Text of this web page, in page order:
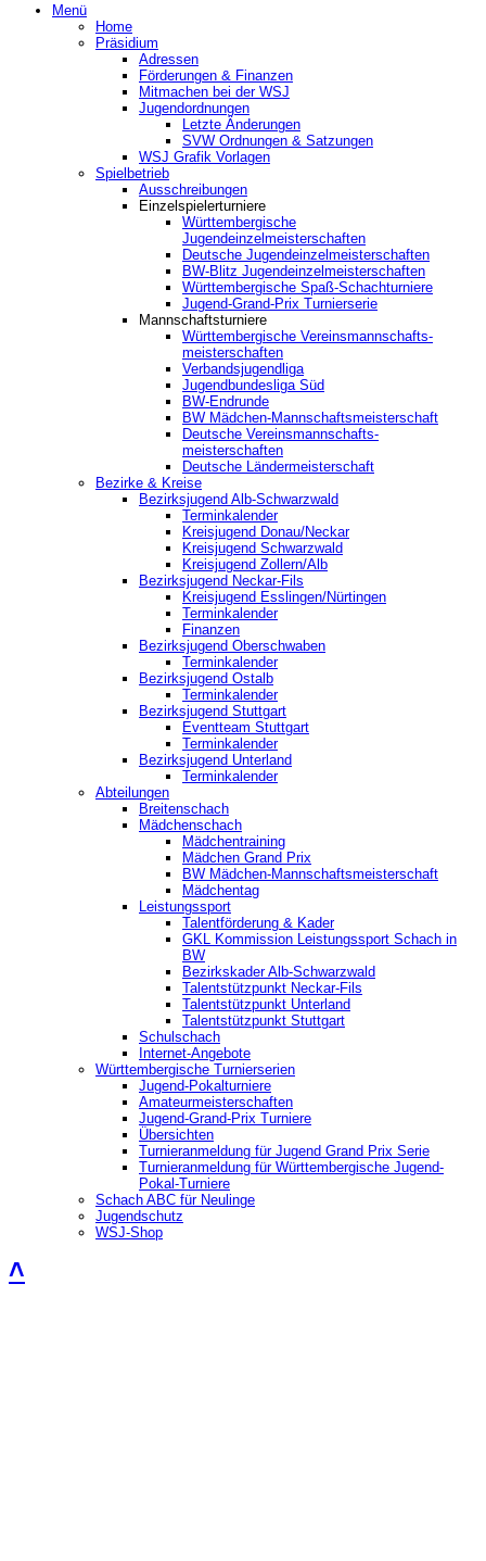
Menü
Home
Präsidium
Adressen
Förderungen & Finanzen
Mitmachen bei der WSJ
Jugendordnungen
Letzte Änderungen
SVW Ordnungen & Satzungen
WSJ Grafik Vorlagen
Spielbetrieb
Ausschreibungen
Einzelspielerturniere
Württembergische
Jugendeinzelmeisterschaften
Deutsche Jugendeinzelmeisterschaften
BW-Blitz Jugendeinzelmeisterschaften
Württembergische Spaß-Schachturniere
Jugend-Grand-Prix Turnierserie
Mannschaftsturniere
Württembergische Vereinsmannschafts-
meisterschaften
Verbandsjugendliga
Jugendbundesliga Süd
BW-Endrunde
BW Mädchen-Mannschaftsmeisterschaft
Deutsche Vereinsmannschafts-
meisterschaften
Deutsche Ländermeisterschaft
Bezirke & Kreise
Bezirksjugend Alb-Schwarzwald
Terminkalender
Kreisjugend Donau/Neckar
Kreisjugend Schwarzwald
Kreisjugend Zollern/Alb
Bezirksjugend Neckar-Fils
Kreisjugend ‎Esslingen/Nürtingen
Terminkalender
Finanzen
Bezirksjugend Oberschwaben
Terminkalender
Bezirksjugend Ostalb
Terminkalender
Bezirksjugend Stuttgart
‎Eventteam Stuttgart
Terminkalender
Bezirksjugend Unterland
Terminkalender
Abteilungen
Breitenschach
Mädchenschach
Mädchentraining
Mädchen Grand Prix
BW Mädchen-Mannschaftsmeisterschaft
Mädchentag
Leistungssport
Talentförderung & Kader
GKL Kommission Leistungssport Schach in
BW
Bezirkskader Alb-Schwarzwald
Talentstützpunkt Neckar-Fils
Talentstützpunkt Unterland
Talentstützpunkt Stuttgart
Schulschach
Internet-Angebote
Württembergische Turnierserien
Jugend-Pokalturniere
Amateurmeisterschaften
Jugend-Grand-Prix Turniere
Übersichten
Turnieranmeldung für Jugend Grand Prix Serie
Turnieranmeldung für Württembergische Jugend-
Pokal-Turniere
Schach ABC für Neulinge
Jugendschutz
WSJ-Shop
˄